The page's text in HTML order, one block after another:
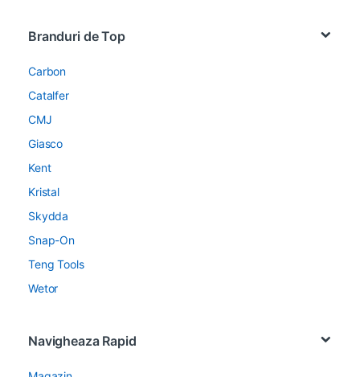
Branduri de Top
Carbon
Catalfer
CMJ
Giasco
Kent
Kristal
Skydda
Snap-On
Teng Tools
Wetor
Navigheaza Rapid